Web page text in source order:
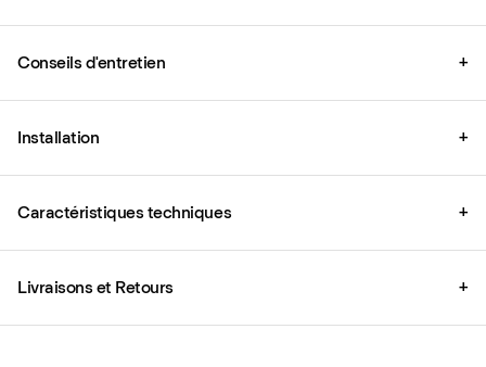
Conseils d'entretien +
Installation +
Caractéristiques techniques +
Livraisons et Retours +